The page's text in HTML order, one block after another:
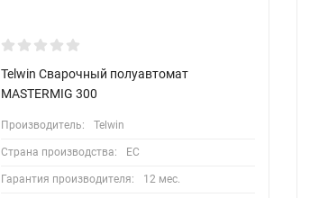
Telwin Сварочный полуавтомат
MASTERMIG 300
Производитель: Telwin
Страна производства: EC
Гарантия производителя: 12 мес.